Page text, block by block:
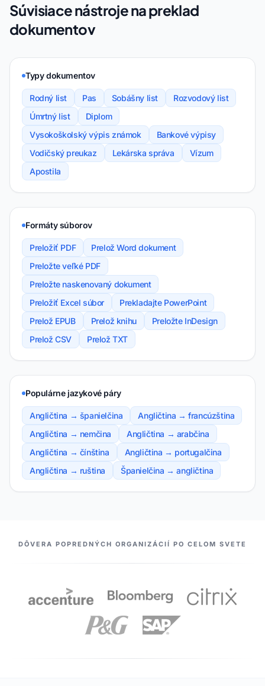
Súvisiace nástroje na preklad
dokumentov
Typy dokumentov
Rodný list Pas Sobášny list
Rozvodový list
Úmrtný list
Diplom
Vysokoškolský výpis známok
Bankové výpisy
Vodičský preukaz
Lekárska správa
Vízum
Apostila
Formáty súborov
Preložiť PDF
Prelož Word dokument
Preložte veľké PDF
Preložte naskenovaný dokument
Preložiť Excel súbor
Prekladajte PowerPoint
Prelož EPUB
Prelož knihu
Preložte InDesign
Prelož CSV
Prelož TXT
Populárne jazykové páry
Angličtina → španielčina
Angličtina → francúzština
Angličtina → nemčina
Angličtina → arabčina
Angličtina → čínština
Angličtina → portugalčina
Angličtina → ruština
Španielčina → angličtina
NAŠI PARTNERI
DÔVERA POPREDNÝCH ORGANIZÁCIÍ PO CELOM SVETE